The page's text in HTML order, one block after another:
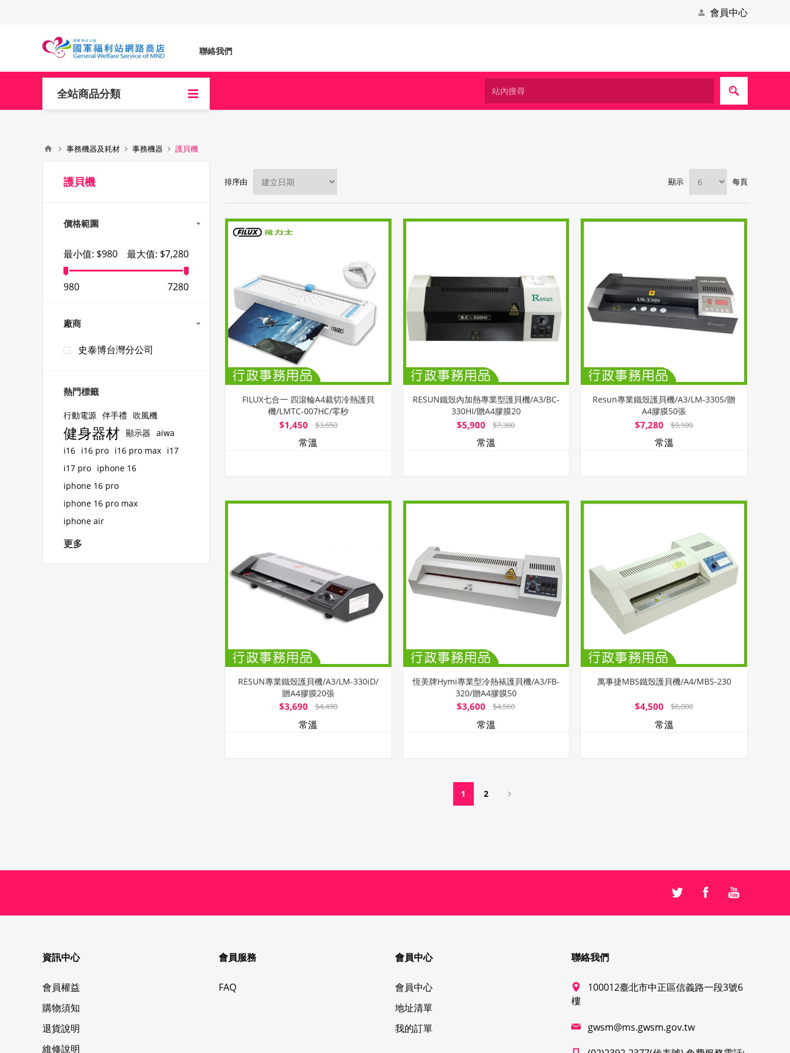
會員中心
聯絡我們
全站商品分類
事務機器及耗材 事務機器 護貝機
排序由 顯示 每頁
FILUX七合一 四滾輪A4裁切冷熱護貝
機/LMTC-007HC/零秒
$1,450 $3,650
常溫
RESUN鐵殼內加熱專業型護貝機/A3/BC-
330HI/贈A4膠膜20
$5,900 $7,380
常溫
Resun專業鐵殼護貝機/A3/LM-330S/贈
A4膠膜50張
$7,280 $9,100
常溫
RESUN專業鐵殼護貝機/A3/LM-330iD/
贈A4膠膜20張
$3,690 $4,490
常溫
恆美牌Hymi專業型冷熱裱護貝機/A3/FB-
320/贈A4膠膜50
$3,600 $4,560
常溫
萬事捷MBS鐵殼護貝機/A4/MBS-230
$4,500 $6,000
常溫
1 2
護貝機
價格範圍
最小值: $980 最大值: $7,280
980 7280
廠商
史泰博台灣分公司
熱門標籤
行動電源 伴手禮 吹風機
健身器材 顯示器 aiwa
i16 i16 pro i16 pro max i17
i17 pro iphone 16
iphone 16 pro
iphone 16 pro max
iphone air
更多
資訊中心
會員權益
購物須知
退貨說明
維修說明
會員服務
FAQ
會員中心
會員中心
地址清單
我的訂單
聯絡我們
100012臺北市中正區信義路一段3號6
樓
gwsm@ms.gwsm.gov.tw